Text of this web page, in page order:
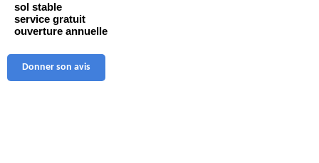
sol stable
service gratuit
ouverture annuelle
Donner son avis